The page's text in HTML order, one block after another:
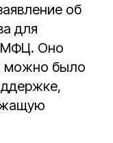
об
для
МФЦ. Оно
можно было